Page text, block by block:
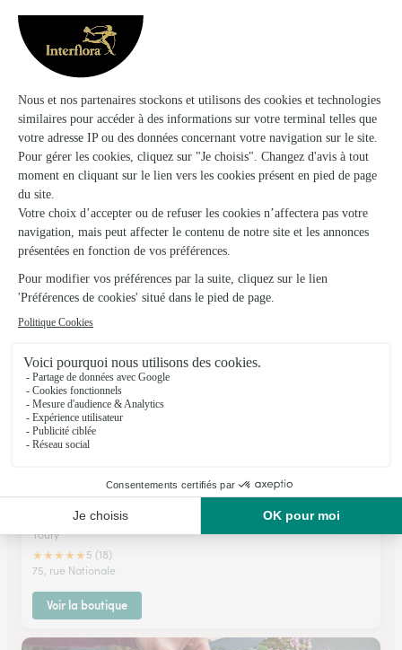
Voir la boutique
K Deau Fleurs
Gometz la Ville
4 Espace Trois Quartiers
Voir la boutique
Toury
★★★★★ 5 (18)
75, rue Nationale
Voir la boutique